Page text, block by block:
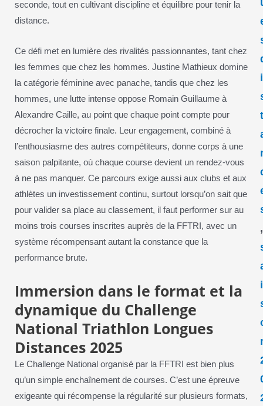
seconde, tout en cultivant discipline et équilibre pour tenir la
distance.
Ce défi met en lumière des rivalités passionnantes, tant chez
les femmes que chez les hommes. Justine Mathieux domine
la catégorie féminine avec panache, tandis que chez les
hommes, une lutte intense oppose Romain Guillaume à
Alexandre Caille, au point que chaque point compte pour
décrocher la victoire finale. Leur engagement, combiné à
l’enthousiasme des autres compétiteurs, donne corps à une
saison palpitante, où chaque course devient un rendez-vous
à ne pas manquer. Ce parcours exige aussi aux clubs et aux
athlètes un investissement continu, surtout lorsqu’on sait que
pour valider sa place au classement, il faut performer sur au
moins trois courses inscrites auprès de la FFTRI, avec un
système récompensant autant la constance que la
performance brute.
Immersion dans le format et la
dynamique du Challenge
National Triathlon Longues
Distances 2025
Le Challenge National organisé par la FFTRI est bien plus
qu’un simple enchaînement de courses. C’est une épreuve
exigeante qui récompense la régularité sur plusieurs formats,
i
,
i